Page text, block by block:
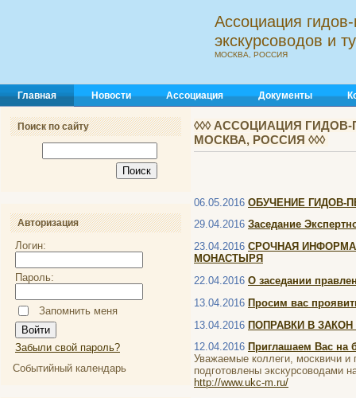
Ассоциация
экскурсоводов и
МОСКВА, РОССИЯ
Главная Новости Ассоциация Документы
Поиск по сайту
Авторизация
Логин:
Пароль:
Запомнить меня
Забыли свой пароль?
Событийный календарь
◊◊◊ АССОЦИАЦИЯ
МОСКВА, РОССИЯ ◊◊◊
06.05.2016 ОБУЧЕНИЕ ГИДОВ-
29.04.2016 Заседание
23.04.2016 СРОЧНАЯ
МОНАСТЫРЯ
22.04.2016 О заседании
13.04.2016 Просим вас
13.04.2016 ПОПРАВКИ В
12.04.2016 Приглашаем Вас на
Уважаемые коллеги, москвичи и
подготовлены экскурсоводами
http://www.ukc-m.ru/